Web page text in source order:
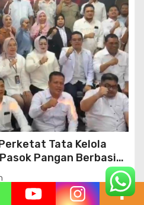
Tata Kelola
Pangan Berbasis